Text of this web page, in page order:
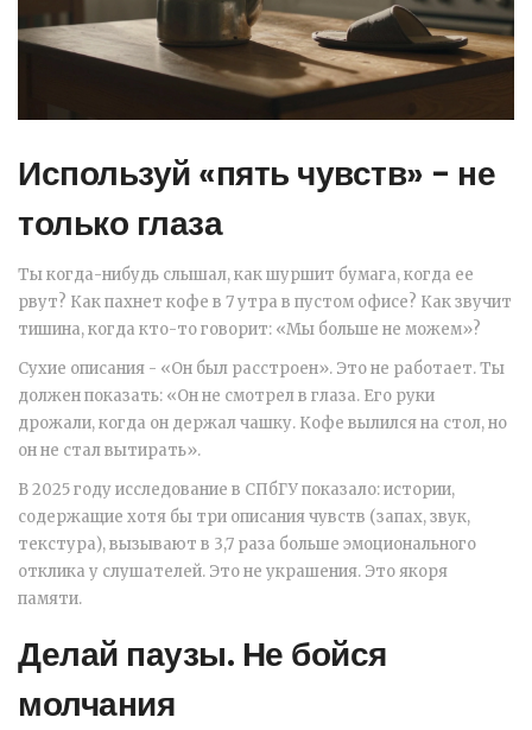
Используй «пять чувств» - не
только глаза
Ты когда-нибудь слышал, как шуршит бумага, когда ее
рвут? Как пахнет кофе в 7 утра в пустом офисе? Как звучит
тишина, когда кто-то говорит: «Мы больше не можем»?
Сухие описания - «Он был расстроен». Это не работает. Ты
должен показать: «Он не смотрел в глаза. Его руки
дрожали, когда он держал чашку. Кофе вылился на стол, но
он не стал вытирать».
В 2025 году исследование в СПбГУ показало: истории,
содержащие хотя бы три описания чувств (запах, звук,
текстура), вызывают в 3,7 раза больше эмоционального
отклика у слушателей. Это не украшения. Это якоря
памяти.
Делай паузы. Не бойся
молчания